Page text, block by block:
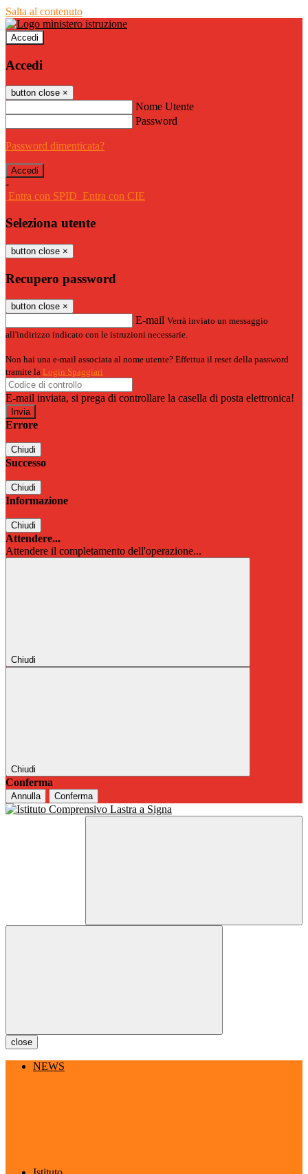
Salta al contenuto
Accedi
Accedi
button close ×
Nome Utente
Password
Password dimenticata?
-
Entra con SPID Entra con CIE
Seleziona utente
button close ×
Recupero password
button close ×
E-mail Verrà inviato un messaggio
all'indirizzo indicato con le istruzioni necessarie.
Non hai una e-mail associata al nome utente? Effettua il reset della password
tramite la Login Spaggiari
E-mail inviata, si prega di controllare la casella di posta elettronica!
Errore
Chiudi
Successo
Chiudi
Informazione
Chiudi
Attendere...
Attendere il completamento dell'operazione...
Chiudi
Chiudi
Conferma
Annulla Conferma
close
NEWS